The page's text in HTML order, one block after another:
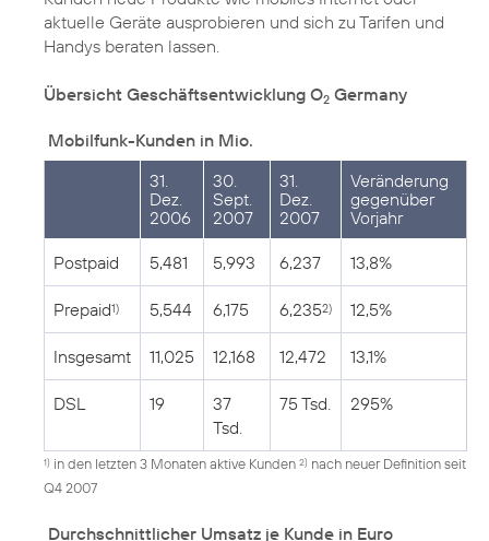
aktuelle Geräte ausprobieren und sich zu Tarifen und
Handys beraten lassen.
Übersicht Geschäftsentwicklung O2 Germany
Mobilfunk-Kunden in Mio.
31.
Dez.
2006
30.
Sept.
2007
31.
Dez.
2007
Veränderung
gegenüber
Vorjahr
Postpaid 5,481 5,993 6,237 13,8%
Prepaid1) 5,544 6,175 6,2352) 12,5%
Insgesamt 11,025 12,168 12,472 13,1%
DSL 19
37
Tsd.
75 Tsd. 295%
1) in den letzten 3 Monaten aktive Kunden 2) nach neuer Definition seit
Q4 2007
Durchschnittlicher Umsatz je Kunde in Euro